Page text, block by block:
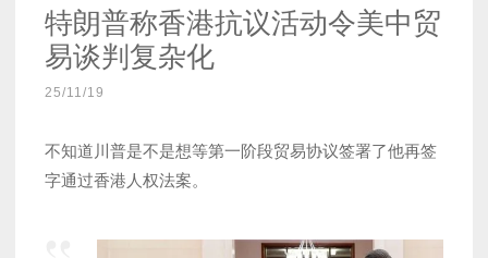
特朗普称香港抗议活动令美中贸
易谈判复杂化
25/11/19
不知道川普是不是想等第一阶段贸易协议签署了他再签
字通过香港人权法案。